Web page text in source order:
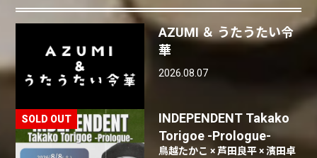
AZUMI ＆ うたうたい令
華
2026.08.07
INDEPENDENT Takako
Torigoe -Prologue-
鳥越たかこ × 芦田良平 × 濱田卓